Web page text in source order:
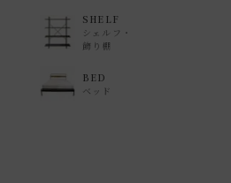
SHELF
シェルフ・
飾り棚
BED
ベッド